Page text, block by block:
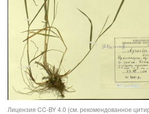
Лицензия CC-BY 4.0 (см. рекомендованное